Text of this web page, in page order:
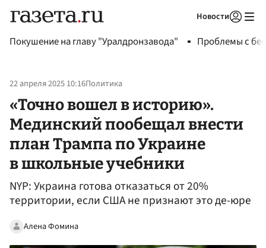
Новости
Покушение на главу "Уралдронзавода" Проблемы с
22 апреля 2025 10:16Политика
«Точно вошел в историю».
Мединский пообещал внести
план Трампа по Украине
в школьные учебники
NYP: Украина готова отказаться от 20%
территории, если США не признают это де-юре
Алена Фомина